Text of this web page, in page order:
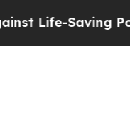
Life-Saving